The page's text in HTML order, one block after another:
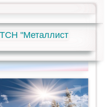
"Металлист